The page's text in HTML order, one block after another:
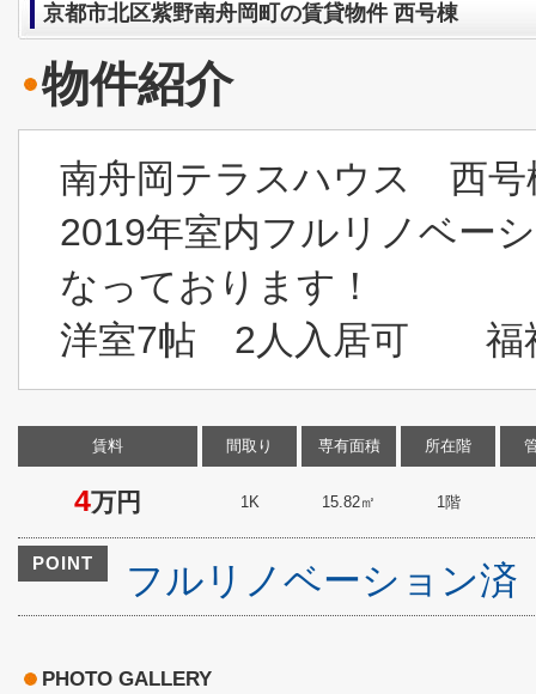
京都市北区紫野南舟岡町の賃貸物件 西号棟
物件紹介
南舟岡テラスハウス 西号
2019年室内フルリノベー
なっております！
洋室7帖 2人入居可 福
賃料
4万円
間取り
1K
専有面積
15.82㎡
所在階
1階
POINT フルリノベーション済
PHOTO GALLERY